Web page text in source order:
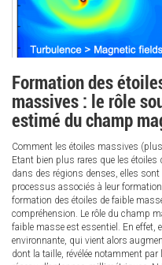
Formation des
massives : le rôle
estimé du champ
Comment les étoiles massives
Etant bien plus rares que les
dans des régions denses, elles
processus associés à leur
formation des étoiles de faible
compréhension. Le rôle du champ
faible masse est essentiel. En effet,
environnante, qui vient alors
dont la taille, révélée notamment